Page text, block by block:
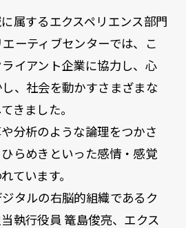
属するエクスペリエンス部門
ーティブセンターでは、こ
イアント企業に協力し、心
、社会を動かすさまざまな
きました。
分析のような論理をつかさ
らめきといった感情・感覚
ています。
タルの右脳的組織であるク
執行役員 篭島俊亮、エクス